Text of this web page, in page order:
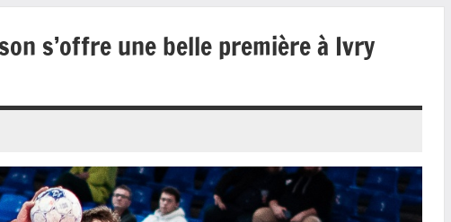
s’offre une belle première à Ivry